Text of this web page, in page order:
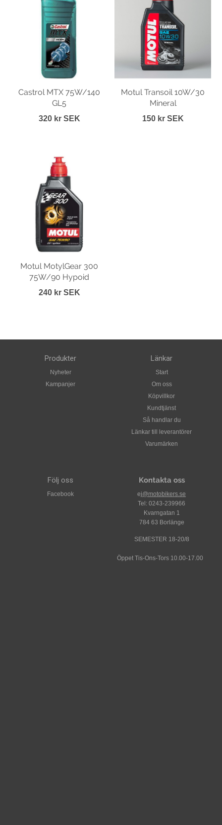
Castrol MTX 75W/140
GL5
320 kr SEK
Motul Transoil 10W/30
Mineral
150 kr SEK
Motul MotylGear 300
75W/90 Hypoid
240 kr SEK
Produkter
Nyheter
Kampanjer
Länkar
Start
Om oss
Köpvillkor
Kundtjänst
Så handlar du
Länkar till leverantörer
Varumärken
Följ oss
Facebook
Kontakta oss
ej@motobikers.se
Tel: 0243-239966
Kvarngatan 1
784 63 Borlänge
SEMESTER 18-20/8
Öppet Tis-Ons-Tors 10.00-17.00